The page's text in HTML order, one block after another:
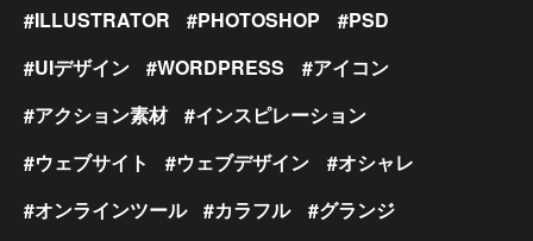
ILLUSTRATOR
PHOTOSHOP
PSD
UIデザイン
WORDPRESS
アイコン
アクション素材
インスピレーション
ウェブサイト
ウェブデザイン
オシャレ
オンラインツール
カラフル
グランジ